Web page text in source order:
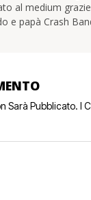
al medium
e papà Crash
Sarà Pubblicato. I